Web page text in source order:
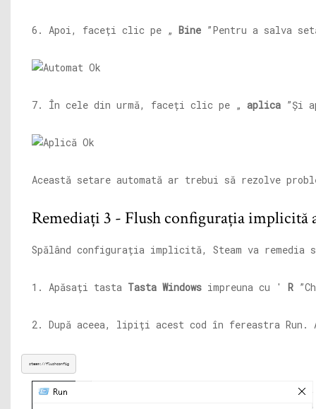
6. Apoi, faceți clic pe „ Bine ”Pentru a salva
7. În cele din urmă, faceți clic pe „ aplica ”Și
Această setare automată ar trebui să rezolve
Remediați 3 - Flush configurația implicită
Spălând configurația implicită, Steam va
1. Apăsați tasta Tasta Windows impreuna cu ' R
2. După aceea, lipiți acest cod în fereastra
steam://flushconfig